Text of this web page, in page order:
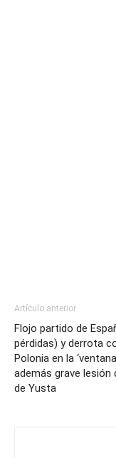
Artículo anterior
Flojo partido de
pérdidas) y derrota
Polonia en la
además grave lesión
de Yusta